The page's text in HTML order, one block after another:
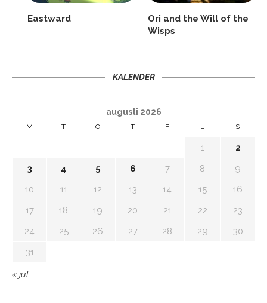
Eastward
Ori and the Will of the
Wisps
KALENDER
augusti 2026
M T O T F L S
1
2
3
4 5 6 7 8
9
10
11 12 13 14 15
16
17
18 19 20 21 22
23
24
25 26 27 28 29
30
31
« jul